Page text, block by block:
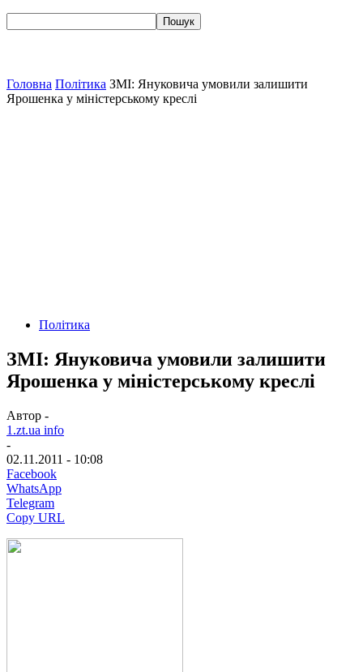
Головна Політика ЗМІ: Януковича умовили залишити
Ярошенка у міністерському креслі
Політика
ЗМІ: Януковича умовили залишити
Ярошенка у міністерському креслі
Автор -
1.zt.ua info
-
02.11.2011 - 10:08
Facebook
WhatsApp
Telegram
Copy URL